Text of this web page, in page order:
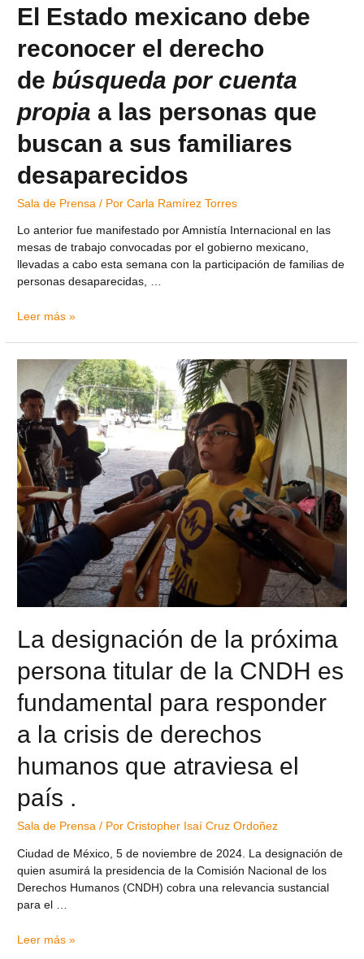
El Estado mexicano debe
reconocer el derecho
de búsqueda por cuenta
propia a las personas que
buscan a sus familiares
desaparecidos
Sala de Prensa / PorCarla Ramírez Torres
Lo anterior fue manifestado por Amnistía Internacional en las
mesas de trabajo convocadas por el gobierno mexicano,
llevadas a cabo esta semana con la participación de familias de
personas desaparecidas, …
Leer más »
La designación de la próxima
persona titular de la CNDH es
fundamental para responder
a la crisis de derechos
humanos que atraviesa el
país .
Sala de Prensa / PorCristopher Isaí Cruz Ordoñez
Ciudad de México, 5 de noviembre de 2024. La designación de
quien asumirá la presidencia de la Comisión Nacional de los
Derechos Humanos (CNDH) cobra una relevancia sustancial
para el …
Leer más »